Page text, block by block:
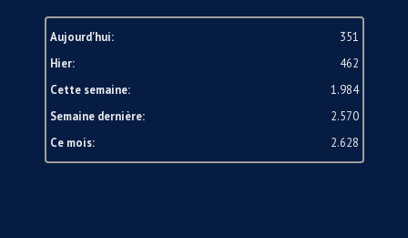
Aujourd'hui:
351
Hier:
462
Cette semaine:
1.984
Semaine dernière:
2.570
Ce mois:
2.628